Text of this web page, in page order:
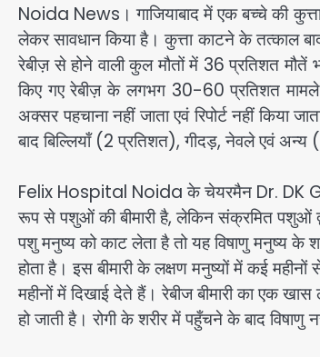
Noida News। गाजियाबाद में एक बच्चे की
लेकर सावधान किया है। कुत्ता काटने के तत्काल
रेबीज़ से होने वाली कुल मौतों में 36 प्रतिशत मौतें
किए गए रेबीज़ के लगभग 30-60 प्रतिशत मामले
अक्सर पहचाना नहीं जाता एवं रिपोर्ट नहीं
बाद बिल्लियाँ (2 प्रतिशत), गीदड़, नेवले एवं
Felix Hospital Noida के चेयरमैन Dr. DK
रूप से पशुओं की बीमारी है, लेकिन संक्रमित पशुओं
पशु मनुष्य को काट लेता है तो यह विषाणु मनुष्य
होता है। इस बीमारी के लक्षण मनुष्यों में कई
महीनों में दिखाई देते हैं। रेबीज बीमारी का एक
हो जाती है। रोगी के शरीर में पहुँचने के बाद विषाणु